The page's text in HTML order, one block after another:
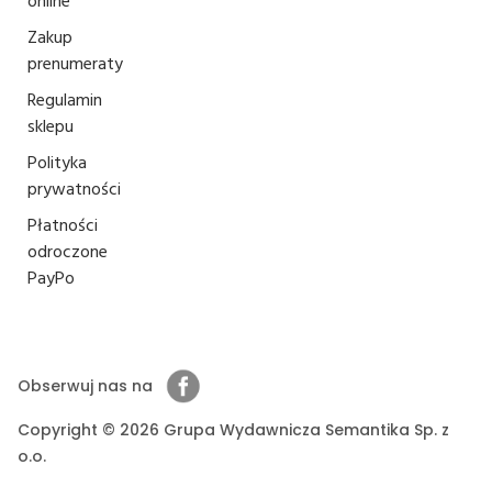
Zakup
prenumeraty
Regulamin
sklepu
Polityka
prywatności
Płatności
odroczone
PayPo
Obserwuj nas na
Copyright © 2026 Grupa Wydawnicza Semantika Sp. z
o.o.